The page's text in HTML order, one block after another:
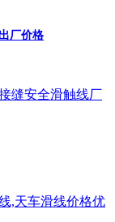
厂价格
缝安全滑触线厂
,天车滑线价格优